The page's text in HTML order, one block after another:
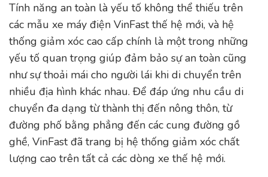
Tính năng an toàn là yếu tố không thể thiếu trên
các mẫu xe máy điện VinFast thế hệ mới, và hệ
thống giảm xóc cao cấp chính là một trong những
yếu tố quan trọng giúp đảm bảo sự an toàn cũng
như sự thoải mái cho người lái khi di chuyển trên
nhiều địa hình khác nhau. Để đáp ứng nhu cầu di
chuyển đa dạng từ thành thị đến nông thôn, từ
đường phố bằng phẳng đến các cung đường gồ
ghề, VinFast đã trang bị hệ thống giảm xóc chất
lượng cao trên tất cả các dòng xe thế hệ mới.